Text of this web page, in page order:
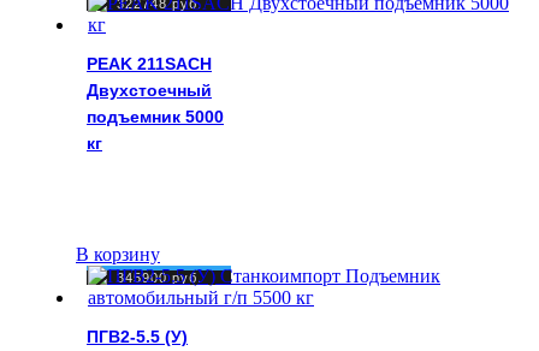
PEAK 211SACH
Двухстоечный
подъемник 5000
кг
322748руб.
В корзину
ПГВ2-5.5 (У)
345900руб.